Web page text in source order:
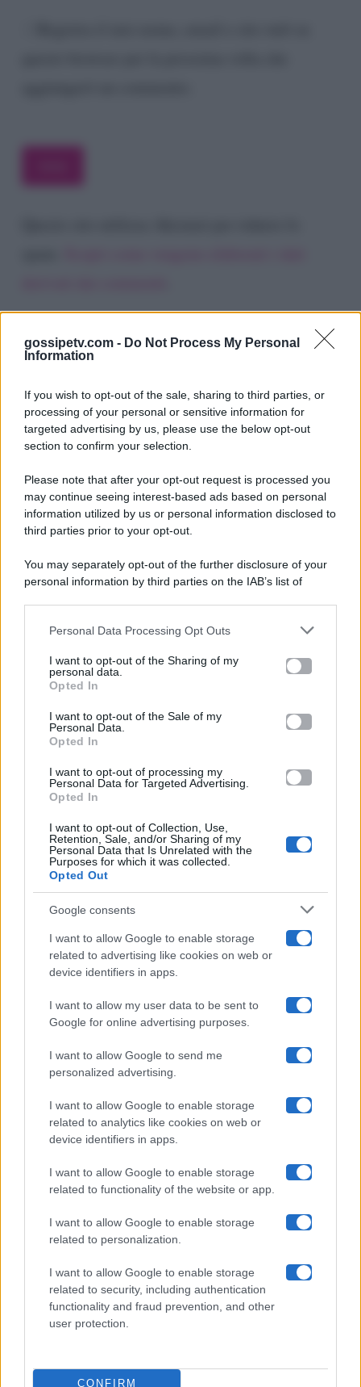
gossipetv.com - Do Not Process My Personal
Information
If you wish to opt-out of the sale, sharing to third parties, or
processing of your personal or sensitive information for
targeted advertising by us, please use the below opt-out
section to confirm your selection.
Please note that after your opt-out request is processed you
may continue seeing interest-based ads based on personal
information utilized by us or personal information disclosed to
third parties prior to your opt-out.
You may separately opt-out of the further disclosure of your
personal information by third parties on the IAB’s list of
This information may also be disclosed by us to third parties
disclose it to other third parties.
Please note that this website/app uses one or more Google
services and may gather and store information including but
not limited to your visit or usage behaviour. You may click to
grant or deny consent to Google and its third-party tags to
consent section.
Personal Data Processing Opt Outs
I want to opt-out of the Sharing of my
personal data.
Opted In
I want to opt-out of the Sale of my
Personal Data.
Opted In
I want to opt-out of processing my
Personal Data for Targeted Advertising.
Opted In
I want to opt-out of Collection, Use,
Retention, Sale, and/or Sharing of my
Personal Data that Is Unrelated with the
Purposes for which it was collected.
Opted Out
Google consents
I want to allow Google to enable storage
related to advertising like cookies on web or
device identifiers in apps.
I want to allow my user data to be sent to
Google for online advertising purposes.
I want to allow Google to send me
personalized advertising.
I want to allow Google to enable storage
related to analytics like cookies on web or
device identifiers in apps.
I want to allow Google to enable storage
related to functionality of the website or app.
I want to allow Google to enable storage
related to personalization.
I want to allow Google to enable storage
related to security, including authentication
functionality and fraud prevention, and other
user protection.
CONFIRM
Gossip e TV è un sito di MASTE S.r.l.
viale Luigi Majno n. 21 - 20129 Milano (MI)
P.Iva 10909580960
Categorie
Gossip
Televisione
Programmi TV
Amici
Ballando Con Le Stelle
Grande Fratello
Isola Dei Famosi
Uomini E Donne
Maste S.r.l.
Chi siamo
Collabora con noi
Contatti
Privacy Policy
Cookie Policy
Preferenze Privacy- Riproduzione riservata - Photo